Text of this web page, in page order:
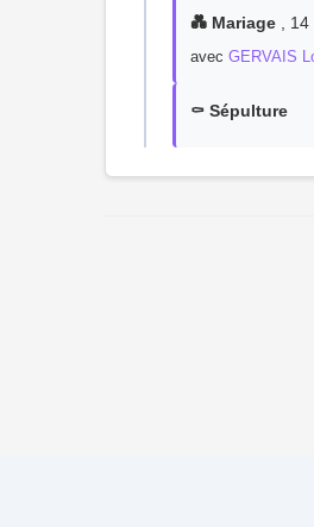
💑 Mariage ,
avec GERVAIS
⚰️ Sépulture